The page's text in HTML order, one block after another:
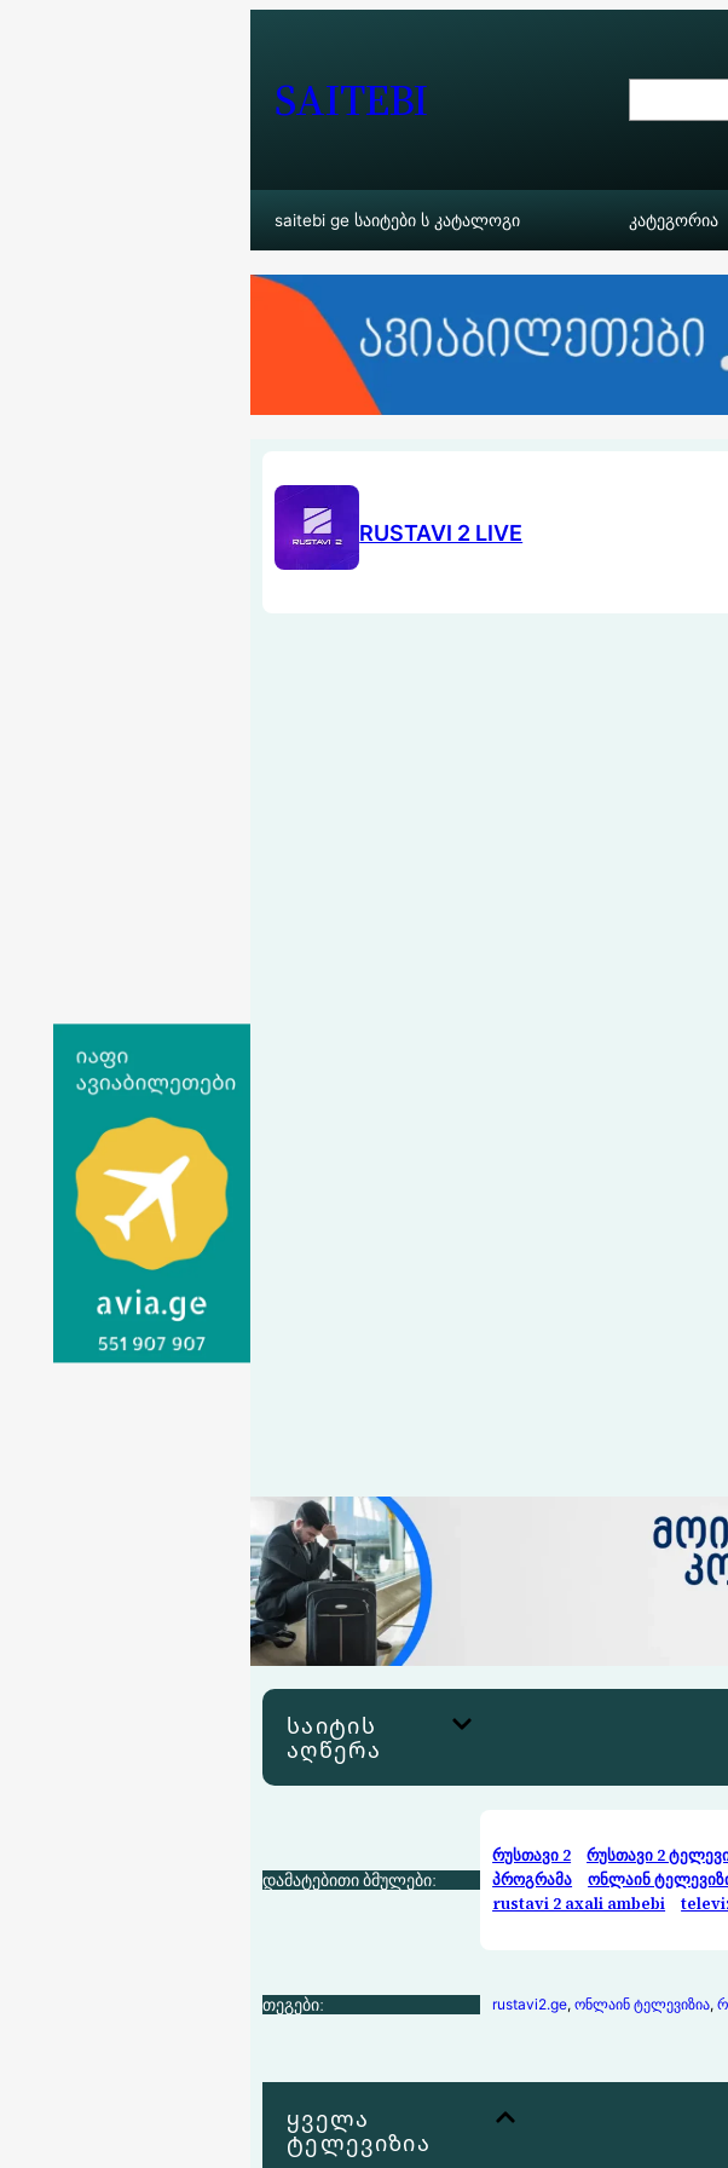
SAITEBI
e
r
c
saitebi ge საიტები ს კატალოგი კატეგორია
RUSTAVI 2 LIVE
საიტის
აღწერა
დამატებითი ბმულები:
რუსთავი 2 რუსთავი 2
პროგრამა
ონლაინ
rustavi 2 axali ambebi
თეგები: rustavi2.ge, ონლაინ ტელევიზია,
ყველა
ტელევიზია